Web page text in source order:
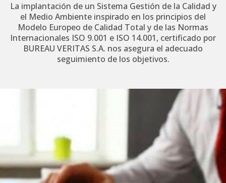
La implantación de un Sistema Gestión de la Calidad y
el Medio Ambiente inspirado en los principios del
Modelo Europeo de Calidad Total y de las Normas
Internacionales ISO 9.001 e ISO 14.001, certificado por
BUREAU VERITAS S.A. nos asegura el adecuado
seguimiento de los objetivos.